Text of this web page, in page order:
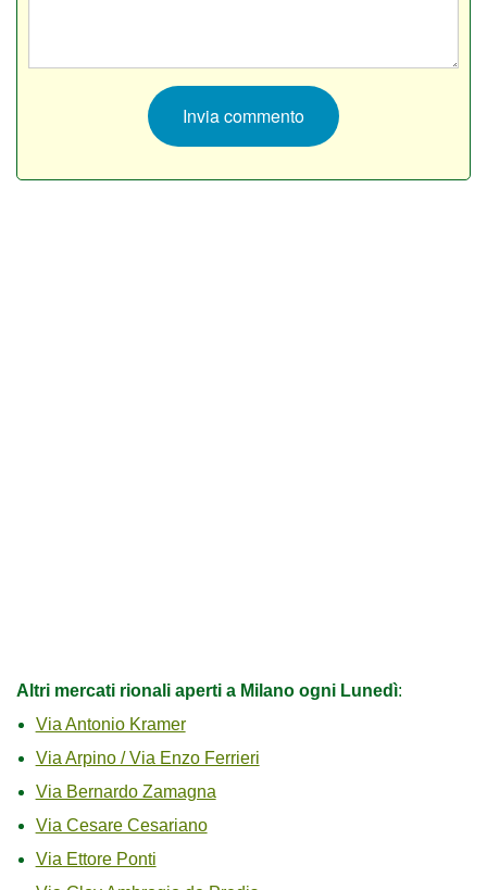
Altri mercati rionali aperti a Milano ogni Lunedì:
Via Antonio Kramer
Via Arpino / Via Enzo Ferrieri
Via Bernardo Zamagna
Via Cesare Cesariano
Via Ettore Ponti